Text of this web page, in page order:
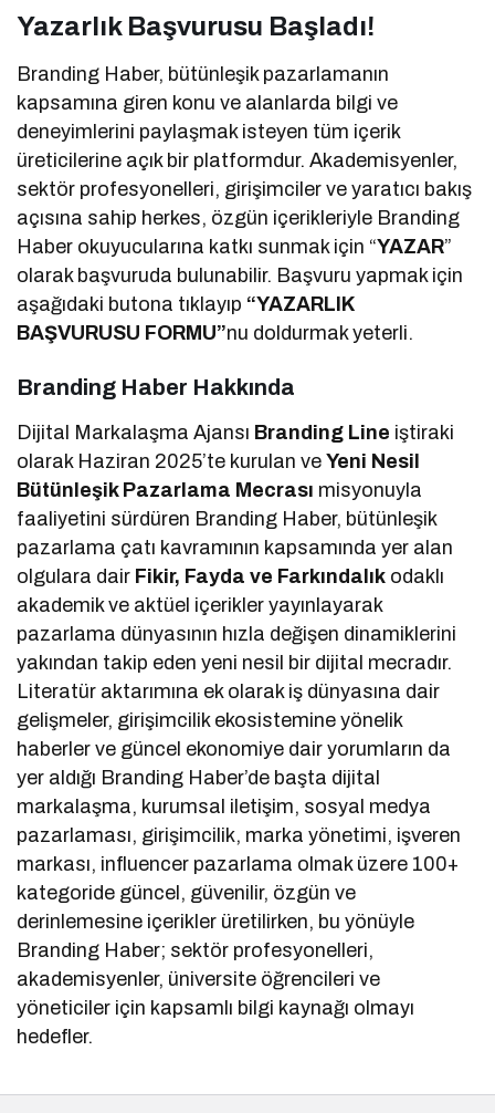
Yazarlık Başvurusu Başladı!
Branding Haber, bütünleşik pazarlamanın
kapsamına giren konu ve alanlarda bilgi ve
deneyimlerini paylaşmak isteyen tüm içerik
üreticilerine açık bir platformdur. Akademisyenler,
sektör profesyonelleri, girişimciler ve yaratıcı bakış
açısına sahip herkes, özgün içerikleriyle Branding
Haber okuyucularına katkı sunmak için “YAZAR”
olarak başvuruda bulunabilir. Başvuru yapmak için
aşağıdaki butona tıklayıp “YAZARLIK
BAŞVURUSU FORMU”nu doldurmak yeterli.
Branding Haber Hakkında
Dijital Markalaşma Ajansı Branding Line iştiraki
olarak Haziran 2025’te kurulan veYeni Nesil
Bütünleşik Pazarlama Mecrası misyonuyla
faaliyetini sürdüren Branding Haber, bütünleşik
pazarlama çatı kavramının kapsamında yer alan
olgulara dair Fikir, Fayda ve Farkındalık odaklı
akademik ve aktüel içerikler yayınlayarak
pazarlama dünyasının hızla değişen dinamiklerini
yakından takip eden yeni nesil bir dijital mecradır.
Literatür aktarımına ek olarak iş dünyasına dair
gelişmeler, girişimcilik ekosistemine yönelik
haberler ve güncel ekonomiye dair yorumların da
yer aldığı Branding Haber’de başta dijital
markalaşma, kurumsal iletişim, sosyal medya
pazarlaması, girişimcilik, marka yönetimi, işveren
markası, influencer pazarlama olmak üzere 100+
kategoride güncel, güvenilir, özgün ve
derinlemesine içerikler üretilirken, bu yönüyle
Branding Haber; sektör profesyonelleri,
akademisyenler, üniversite öğrencileri ve
yöneticiler için kapsamlı bilgi kaynağı olmayı
hedefler.